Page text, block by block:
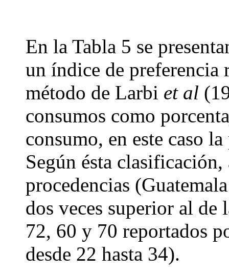
En la Tabla 5 se
un índice de preferencia
método de Larbi et al
consumos como
consumo, en este caso
Según ésta
procedencias
dos veces superior al de
72, 60 y 70 reportados
desde 22 hasta 34).